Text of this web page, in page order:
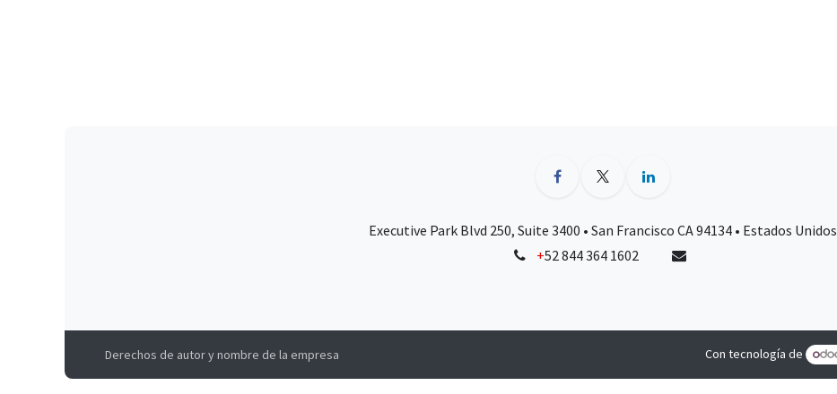
Executive Park Blvd 250, Suite 3400 • San Francisco CA 94134 • Estados Unidos
+52 844 364 1602
Derechos de autor y nombre de la empresa Con tecnología de